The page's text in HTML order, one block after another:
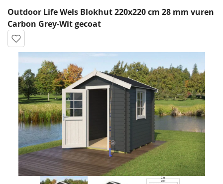
Outdoor Life Wels Blokhut 220x220 cm 28 mm vuren
Carbon Grey-Wit gecoat